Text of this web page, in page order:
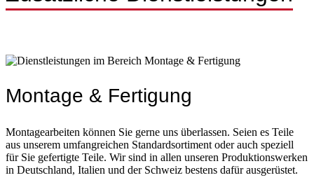
Montage & Fertigung
Montagearbeiten können Sie gerne uns überlassen. Seien es Teile
aus unserem umfangreichen Standardsortiment oder auch speziell
für Sie gefertigte Teile. Wir sind in allen unseren Produktionswerken
in Deutschland, Italien und der Schweiz bestens dafür ausgerüstet.